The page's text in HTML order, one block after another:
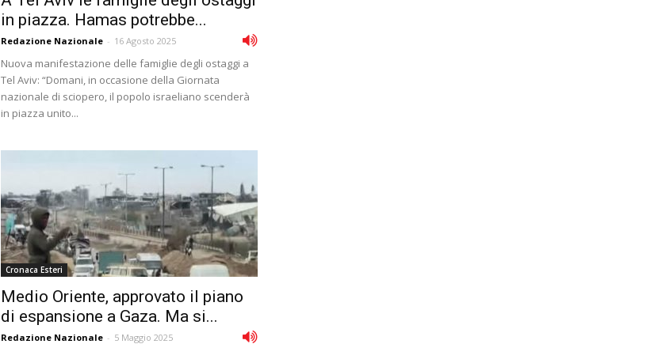
in piazza. Hamas potrebbe...
Redazione Nazionale - 16 Agosto 2025
Nuova manifestazione delle famiglie degli ostaggi a
Tel Aviv: “Domani, in occasione della Giornata
nazionale di sciopero, il popolo israeliano scenderà
in piazza unito...
Cronaca Esteri
Medio Oriente, approvato il piano
di espansione a Gaza. Ma si...
Redazione Nazionale - 5 Maggio 2025